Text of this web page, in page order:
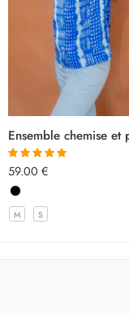
Note5.00
59.00 €
M S